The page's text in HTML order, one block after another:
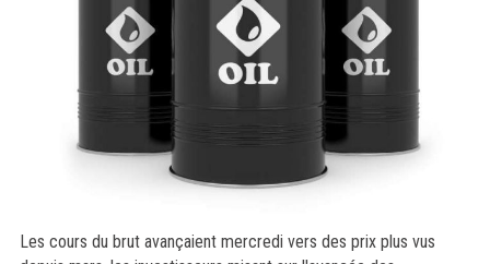
Les cours du brut avançaient mercredi vers des prix plus vus